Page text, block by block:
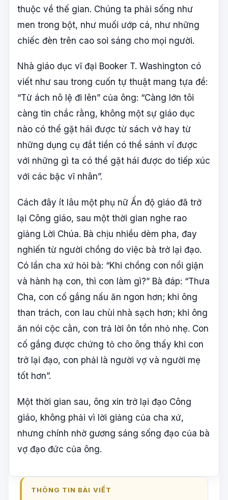
thuộc về thế gian. Chúng ta phải sống như
men trong bột, như muối ướp cá, như những
chiếc đèn trên cao soi sáng cho mọi người.
Nhà giáo dục vĩ đại Booker T. Washington có
viết như sau trong cuốn tự thuật mang tựa đề:
“Từ ách nô lệ đi lên” của ông: “Càng lớn tôi
càng tin chắc rằng, không một sự giáo dục
nào có thể gặt hái được từ sách vở hay từ
những dụng cụ đắt tiền có thể sánh ví được
với những gì ta có thể gặt hái được do tiếp xúc
với các bậc vĩ nhân”.
Cách đây ít lâu một phụ nữ Ấn độ giáo đã trở
lại Công giáo, sau một thời gian nghe rao
giảng Lời Chúa. Bà chịu nhiều dèm pha, đay
nghiến từ người chồng do việc bà trở lại đạo.
Có lần cha xứ hỏi bà: “Khi chồng con nổi giận
và hành hạ con, thì con làm gì?” Bà đáp: “Thưa
Cha, con cố gắng nấu ăn ngon hơn; khi ông
than trách, con lau chùi nhà sạch hơn; khi ông
ăn nói cộc cằn, con trả lời ôn tồn nhỏ nhẹ. Con
cố gắng được chứng tỏ cho ông thấy khi con
trở lại đạo, con phải là người vợ và người mẹ
tốt hơn”.
Một thời gian sau, ông xin trở lại đạo Công
giáo, không phải vì lời giảng của cha xứ,
nhưng chính nhờ gương sáng sống đạo của bà
vợ đạo đức của ông.
THÔNG TIN BÀI VIẾT